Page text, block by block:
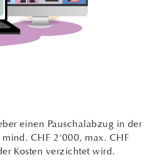
einen Pauschalabzug in der
CHF 2'000, max. CHF
Kosten verzichtet wird.